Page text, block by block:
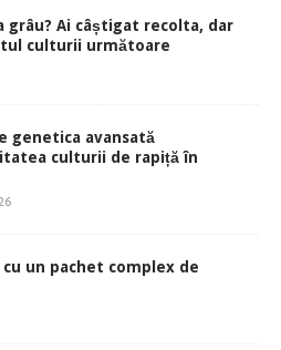
grâu? Ai câștigat recolta, dar
culturii următoare
genetica avansată
culturii de rapiță în
un pachet complex de